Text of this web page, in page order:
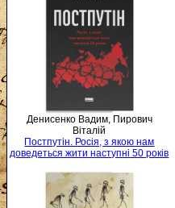
Денисенко Вадим, Пирович
Віталій
Постпутін. Росія, з якою нам
доведеться жити наступні 50 років